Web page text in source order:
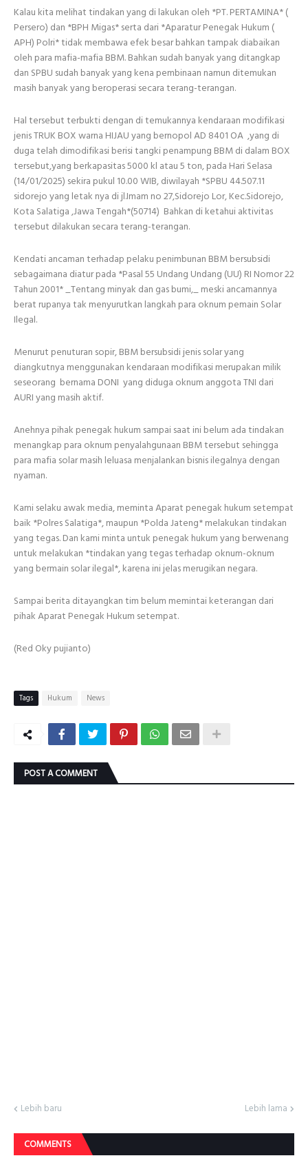
Kalau kita melihat tindakan yang di lakukan oleh *PT. PERTAMINA* (
Persero) dan *BPH Migas* serta dari *Aparatur Penegak Hukum (
APH) Polri* tidak membawa efek besar bahkan tampak diabaikan
oleh para mafia-mafia BBM. Bahkan sudah banyak yang ditangkap
dan SPBU sudah banyak yang kena pembinaan namun ditemukan
masih banyak yang beroperasi secara terang-terangan.
Hal tersebut terbukti dengan di temukannya kendaraan modifikasi
jenis TRUK BOX warna HIJAU yang bernopol AD 8401 OA ,yang di
duga telah dimodifikasi berisi tangki penampung BBM di dalam BOX
tersebut,yang berkapasitas 5000 kl atau 5 ton, pada Hari Selasa
(14/01/2025) sekira pukul 10.00 WIB, diwilayah *SPBU 44.507.11
sidorejo yang letak nya di jl.Imam no 27,Sidorejo Lor, Kec.Sidorejo,
Kota Salatiga ,Jawa Tengah*(50714) Bahkan di ketahui aktivitas
tersebut dilakukan secara terang-terangan.
Kendati ancaman terhadap pelaku penimbunan BBM bersubsidi
sebagaimana diatur pada *Pasal 55 Undang Undang (UU) RI Nomor 22
Tahun 2001* _Tentang minyak dan gas bumi,_ meski ancamannya
berat rupanya tak menyurutkan langkah para oknum pemain Solar
Ilegal.
Menurut penuturan sopir, BBM bersubsidi jenis solar yang
diangkutnya menggunakan kendaraan modifikasi merupakan milik
seseorang bernama DONI yang diduga oknum anggota TNI dari
AURI yang masih aktif.
Anehnya pihak penegak hukum sampai saat ini belum ada tindakan
menangkap para oknum penyalahgunaan BBM tersebut sehingga
para mafia solar masih leluasa menjalankan bisnis ilegalnya dengan
nyaman.
Kami selaku awak media, meminta Aparat penegak hukum setempat
baik *Polres Salatiga*, maupun *Polda Jateng* melakukan tindakan
yang tegas. Dan kami minta untuk penegak hukum yang berwenang
untuk melakukan *tindakan yang tegas terhadap oknum-oknum
yang bermain solar ilegal*, karena ini jelas merugikan negara.
Sampai berita ditayangkan tim belum memintai keterangan dari
pihak Aparat Penegak Hukum setempat.
(Red Oky pujianto)
Tags Hukum News
POST A COMMENT
Lebih baru Lebih lama
COMMENTS